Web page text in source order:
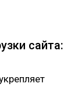
сайта: